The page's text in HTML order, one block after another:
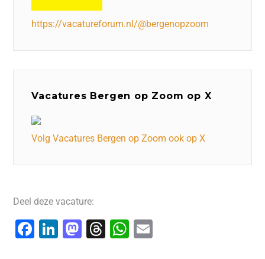
https://vacatureforum.nl/@bergenopzoom
Vacatures Bergen op Zoom op X
Volg Vacatures Bergen op Zoom ook op X
Deel deze vacature:
F
Li M T
W